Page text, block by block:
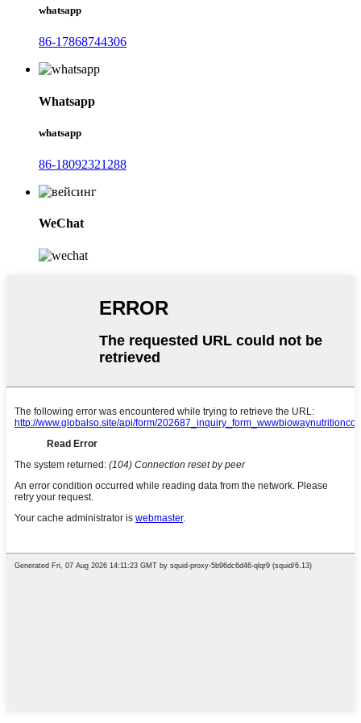
whatsapp
86-17868744306
Whatsapp
whatsapp
86-18092321288
WeChat